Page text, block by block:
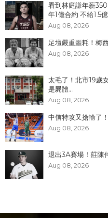
看到林庭謙年薪
年1億合約 不給1.5
Aug 08, 2026
足壇嚴重噩耗！梅
Aug 08, 2026
太毛了！北市19歲
是屍體...
Aug 08, 2026
中信特攻又搶輸了
Aug 08, 2026
退出3A賽場！莊陳
Aug 08, 2026